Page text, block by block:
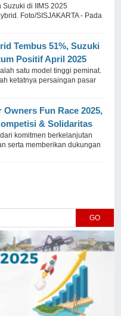
di IIMS 2025
Foto/SISJAKARTA - Pada
Tembus 51%, Suzuki
Positif April 2025
satu model tinggi peminat.
ketatnya persaingan pasar
Fun Race 2025,
& Solidaritas
komitmen berkelanjutan
serta memberikan dukungan
GO